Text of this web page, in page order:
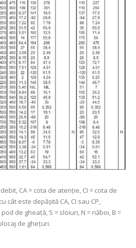
CA = cota de atenţie, CI = cota de
cât este depăşită CA, CI sau CP,
de gheaţă, S = sloiuri, N = năboi, B =
de gheţuri.